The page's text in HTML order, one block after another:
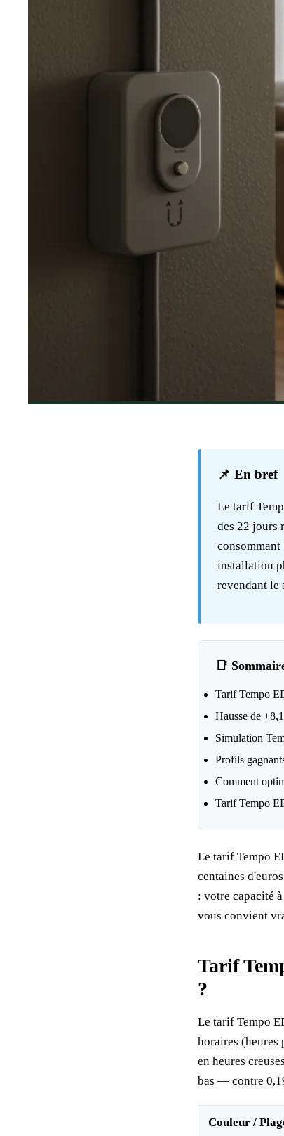
📌 En bref
Le tarif
des 22 jours
installation
revendant le
📑
Tarif Tempo
Hausse de
Simulation
Profils
Comment
Tarif Tempo
Le tarif Tempo
centaines
: votre capacité
vous convient
Tarif
?
Le tarif Tempo
horaires (heures
en heures
bas — contre
Couleur /